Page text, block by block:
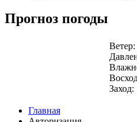
Прогноз погоды
Заход:
Главная